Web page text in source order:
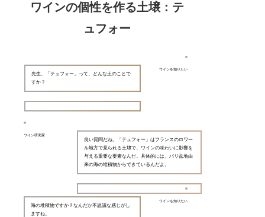
ワインの個性を作る土壌：テ
ュフォー
ワインを知りたい
先生、「テュフォー」って、どんな土のことで
すか？
ワイン研究家
良い質問だね。「テュフォー」はフランスのロワー
ル地方で見られる土壌で、ワインの味わいに影響を
与える重要な要素なんだ。具体的には、パリ盆地由
来の海の堆積物からできているんだよ。
ワインを知りたい
海の堆積物ですか？なんだか不思議な感じがし
ますね。